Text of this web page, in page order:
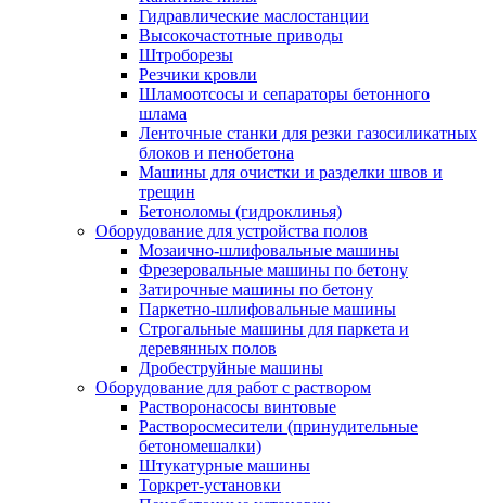
Гидравлические маслостанции
Высокочастотные приводы
Штроборезы
Резчики кровли
Шламоотсосы и сепараторы бетонного
шлама
Ленточные станки для резки газосиликатных
блоков и пенобетона
Машины для очистки и разделки швов и
трещин
Бетоноломы (гидроклинья)
Оборудование для устройства полов
Мозаично-шлифовальные машины
Фрезеровальные машины по бетону
Затирочные машины по бетону
Паркетно-шлифовальные машины
Строгальные машины для паркета и
деревянных полов
Дробеструйные машины
Оборудование для работ с раствором
Растворонасосы винтовые
Растворосмесители (принудительные
бетономешалки)
Штукатурные машины
Торкрет-установки